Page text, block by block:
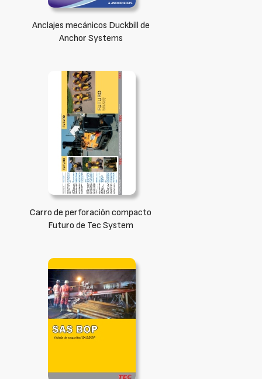
Anclajes mecánicos Duckbill de
Anchor Systems
Carro de perforación compacto
Futuro de Tec System